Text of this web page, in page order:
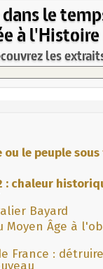
le
à l'Histoire
les
ou le peuple
: chaleur
Bayard
Âge à
France :